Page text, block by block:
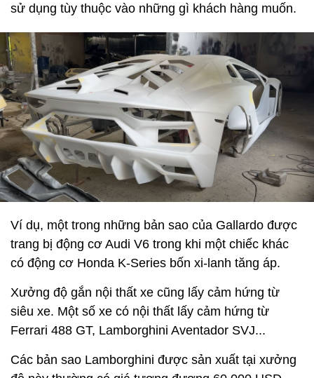
sử dụng tùy thuộc vào những gì khách hàng muốn.
Ví dụ, một trong những bản sao của Gallardo được
trang bị động cơ Audi V6 trong khi một chiếc khác
có động cơ Honda K-Series bốn xi-lanh tăng áp.
Xưởng độ gắn nội thất xe cũng lấy cảm hứng từ
siêu xe. Một số xe có nội thất lấy cảm hứng từ
Ferrari 488 GT, Lamborghini Aventador SVJ...
Các bản sao Lamborghini được sản xuất tại xưởng